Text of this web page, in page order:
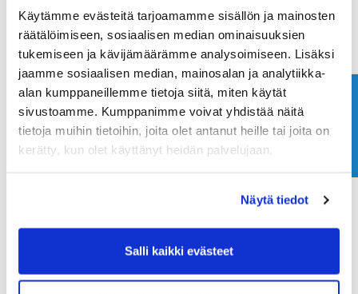
Käytämme evästeitä tarjoamamme sisällön ja mainosten
räätälöimiseen, sosiaalisen median ominaisuuksien
tukemiseen ja kävijämäärämme analysoimiseen. Lisäksi
jaamme sosiaalisen median, mainosalan ja analytiikka-
alan kumppaneillemme tietoja siitä, miten käytät
sivustoamme. Kumppanimme voivat yhdistää näitä
tietoja muihin tietoihin, joita olet antanut heille tai joita on
kerätty, kun olet käyttänyt heidän palvelujaan.
Näytä tiedot
Salli kaikki evästeet
Paras asu